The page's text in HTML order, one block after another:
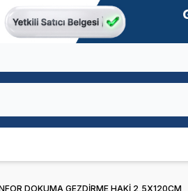
DOKUMA GEZDİRME HAKİ 2,5X120CM